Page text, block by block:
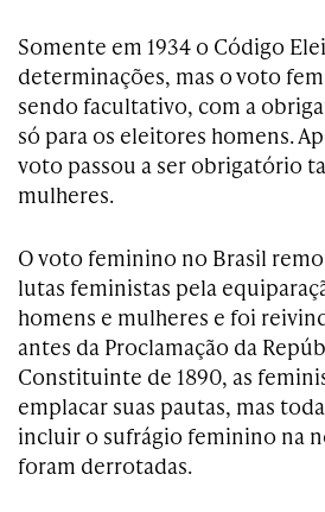
Somente em 1934 o Código
determinações, mas o voto
sendo facultativo, com a
só para os eleitores homens.
voto passou a ser obrigatório
mulheres.
O voto feminino no Brasil
lutas feministas pela
homens e mulheres e foi
antes da Proclamação da
Constituinte de 1890, as
emplacar suas pautas, mas
incluir o sufrágio feminino na
foram derrotadas.